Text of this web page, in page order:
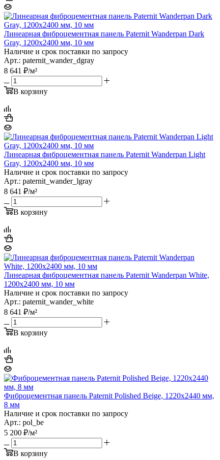
Линеарная фиброцементная панель Paternit Wanderpan Dark
Gray, 1200х2400 мм, 10 мм
Наличие и срок поставки по запросу
Арт.: paternit_wander_dgray
8 641 ₽/м²
В корзину
Линеарная фиброцементная панель Paternit Wanderpan Light
Gray, 1200х2400 мм, 10 мм
Наличие и срок поставки по запросу
Арт.: paternit_wander_lgray
8 641 ₽/м²
В корзину
Линеарная фиброцементная панель Paternit Wanderpan White,
1200х2400 мм, 10 мм
Наличие и срок поставки по запросу
Арт.: paternit_wander_white
8 641 ₽/м²
В корзину
Фиброцементная панель Paternit Polished Beige, 1220х2440 мм,
8 мм
Наличие и срок поставки по запросу
Арт.: pol_be
5 200 ₽/м²
В корзину